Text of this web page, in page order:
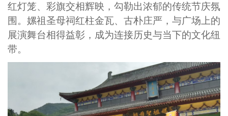
红灯笼、彩旗交相辉映，勾勒出浓郁的传统节庆氛
围。嫘祖圣母祠红柱金瓦、古朴庄严，与广场上的
展演舞台相得益彰，成为连接历史与当下的文化纽
带。